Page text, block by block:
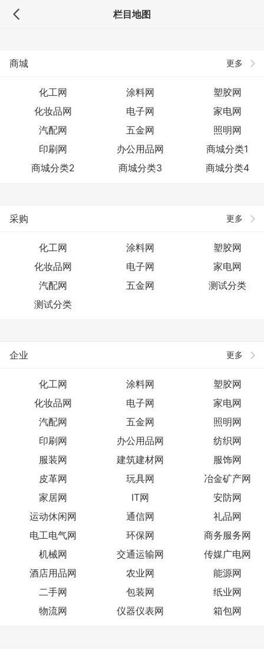
栏目地图
更多
商城
化工网 涂料网
塑胶网
化妆品网
电子网
家电网
汽配网
五金网
照明网
印刷网
办公用品网
商城分类1
商城分类2
商城分类3 商城分类4
更多
采购
化工网 涂料网
塑胶网
化妆品网
电子网
家电网
汽配网
五金网
测试分类
测试分类
更多
企业
化工网 涂料网
塑胶网
化妆品网
电子网
家电网
汽配网
五金网
照明网
印刷网
办公用品网
纺织网
服装网
建筑建材网
服饰网
皮革网
玩具网
冶金矿产网
家居网
IT网
安防网
运动休闲网
通信网
礼品网
电工电气网
环保网
商务服务网
机械网
交通运输网
传媒广电网
酒店用品网
农业网
能源网
二手网
包装网
纸业网
物流网
仪器仪表网 箱包网